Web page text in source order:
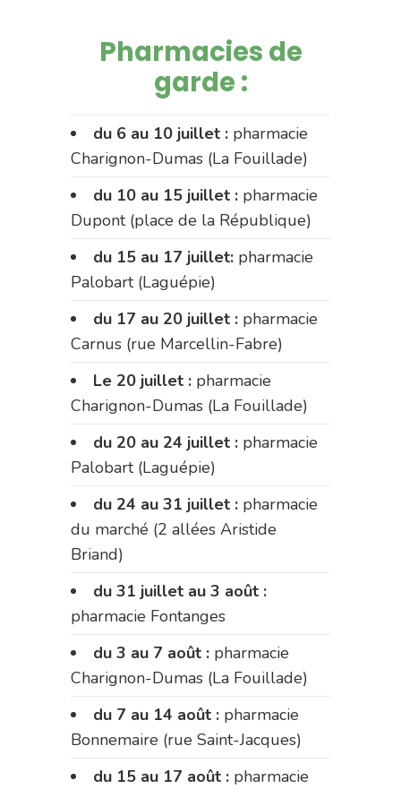
Pharmacies de
garde :
du 6 au 10 juillet : pharmacie
Charignon-Dumas (La Fouillade)
du 10 au 15 juillet : pharmacie
Dupont (place de la République)
du 15 au 17 juillet: pharmacie
Palobart (Laguépie)
du 17 au 20 juillet : pharmacie
Carnus (rue Marcellin-Fabre)
Le 20 juillet : pharmacie
Charignon-Dumas (La Fouillade)
du 20 au 24 juillet : pharmacie
Palobart (Laguépie)
du 24 au 31 juillet : pharmacie
du marché (2 allées Aristide
Briand)
du 31 juillet au 3 août :
pharmacie Fontanges
du 3 au 7 août : pharmacie
Charignon-Dumas (La Fouillade)
du 7 au 14 août : pharmacie
Bonnemaire (rue Saint-Jacques)
du 15 au 17 août : pharmacie